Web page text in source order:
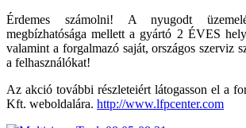
Érdemes számolni! A nyugodt
megbízhatósága mellett a gyártó 2 ÉVES
valamint a forgalmazó saját, országos szerviz
a felhasználókat!
Az akció további részleteiért látogasson el a
Kft. weboldalára. http://www.lfpcenter.com